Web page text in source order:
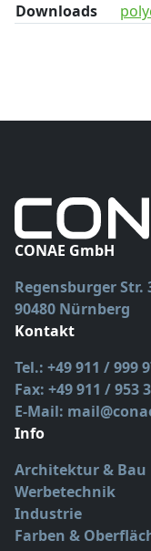
Downloads
CONAE GmbH
Regensburger Str.
90480 Nürnberg
Kontakt
Tel.: +49 911 / 999
Fax: +49 911 / 953
E-Mail:
Info
Architektur & Bau
Werbetechnik
Industrie
Farben &